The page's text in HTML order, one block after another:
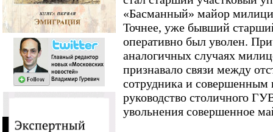
«Басманный» майор
Точнее, уже бывший
оперативно был уволен.
аналогичных случаях
признавало связи между
сотрудника и совершенным
руководство столичного
увольнения совершенное